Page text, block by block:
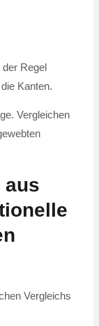
Regel
Kanten.
Vergleichen
aus
Vergleichs